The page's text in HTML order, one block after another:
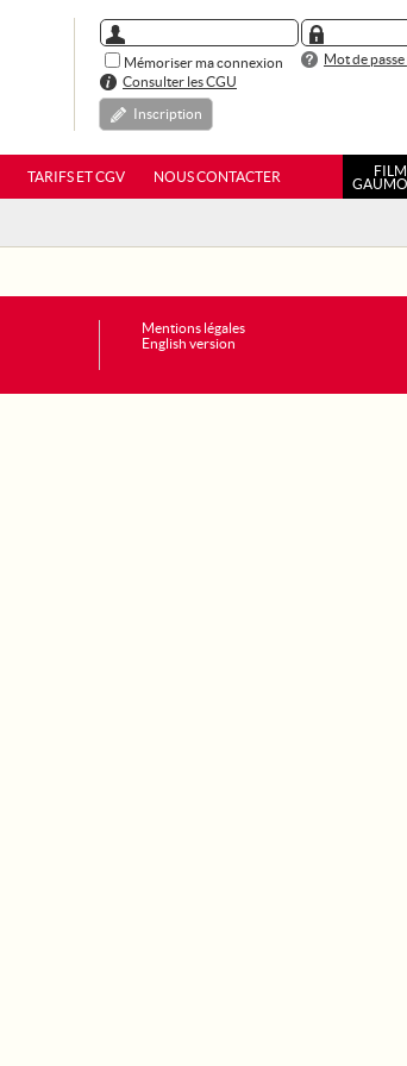
Mémoriser ma connexion
Mot de
Consulter les CGU
Inscription
TARIFS ET CGV NOUS CONTACTER
Mentions légales
English version